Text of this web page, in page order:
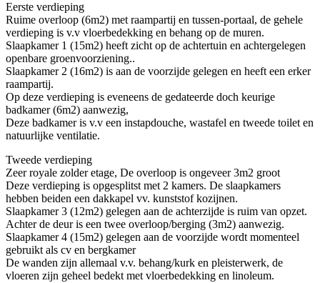
Eerste verdieping
Ruime overloop (6m2) met raampartij en tussen-portaal, de gehele
verdieping is v.v vloerbedekking en behang op de muren.
Slaapkamer 1 (15m2) heeft zicht op de achtertuin en achtergelegen
openbare groenvoorziening..
Slaapkamer 2 (16m2) is aan de voorzijde gelegen en heeft een erker
raampartij.
Op deze verdieping is eveneens de gedateerde doch keurige
badkamer (6m2) aanwezig,
Deze badkamer is v.v een instapdouche, wastafel en tweede toilet en
natuurlijke ventilatie.
Tweede verdieping
Zeer royale zolder etage, De overloop is ongeveer 3m2 groot
Deze verdieping is opgesplitst met 2 kamers. De slaapkamers
hebben beiden een dakkapel vv. kunststof kozijnen.
Slaapkamer 3 (12m2) gelegen aan de achterzijde is ruim van opzet.
Achter de deur is een twee overloop/berging (3m2) aanwezig.
Slaapkamer 4 (15m2) gelegen aan de voorzijde wordt momenteel
gebruikt als cv en bergkamer
De wanden zijn allemaal v.v. behang/kurk en pleisterwerk, de
vloeren zijn geheel bedekt met vloerbedekking en linoleum.